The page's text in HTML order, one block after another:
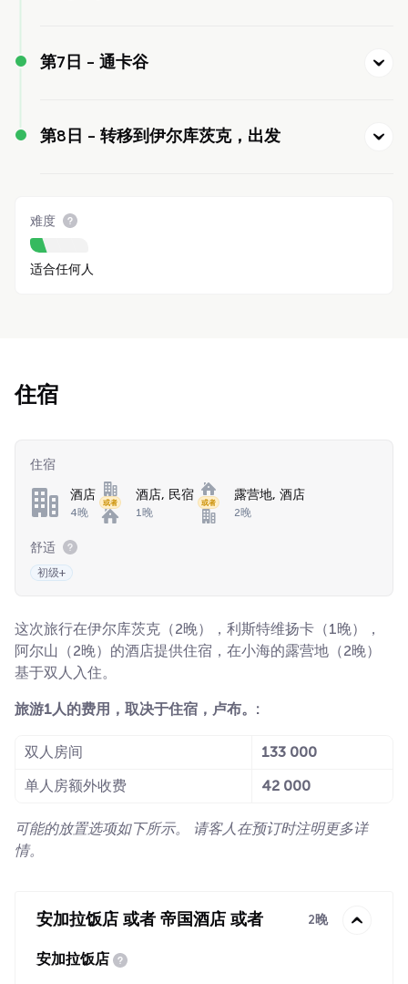
第7日 - 通卡谷
第8日 - 转移到伊尔库茨克，出发
难度
适合任何人
住宿
住宿
酒店
4晚
或者
酒店, 民宿
1晚
或者
露营地, 酒店
2晚
舒适
初级+
这次旅行在伊尔库茨克（2晚），利斯特维扬卡（1晚），
阿尔山（2晚）的酒店提供住宿，在小海的露营地（2晚）
基于双人入住。
旅游1人的费用，取决于住宿，卢布。:
双人房间
133 000
单人房额外收费
42 000
可能的放置选项如下所示。 请客人在预订时注明更多详
情。
安加拉饭店 或者 帝国酒店 或者 2晚
安加拉饭店